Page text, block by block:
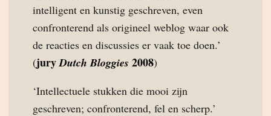
intelligent en kunstig geschreven, even
confronterend als origineel weblog waar ook
de reacties en discussies er vaak toe doen.’
(juryDutch Bloggies 2008)
‘Intellectuele stukken die mooi zijn
geschreven; confronterend, fel en scherp.’